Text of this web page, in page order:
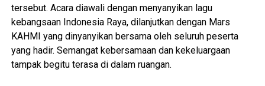
tersebut. Acara diawali dengan menyanyikan lagu
kebangsaan Indonesia Raya, dilanjutkan dengan Mars
KAHMI yang dinyanyikan bersama oleh seluruh peserta
yang hadir. Semangat kebersamaan dan kekeluargaan
tampak begitu terasa di dalam ruangan.